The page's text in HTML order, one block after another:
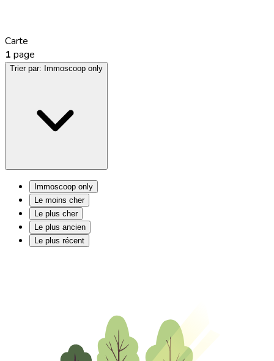
Carte
1 page
Trier par: Immoscoop only
Immoscoop only
Le moins cher
Le plus cher
Le plus ancien
Le plus récent